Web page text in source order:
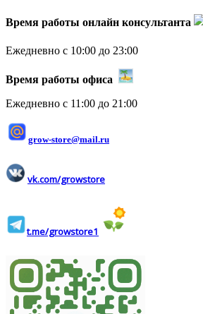
Время работы онлайн консультанта
Ежедневно с 10:00 до 23:00
Время работы офиса
Ежедневно с 11:00 до 21:00
grow-store@mail.ru
vk.com/growstore
t.me/growstore1